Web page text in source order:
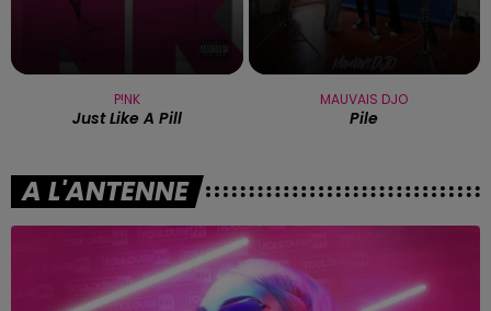
P!NK
Just Like A Pill
MAUVAIS DJO
Pile
A L'ANTENNE